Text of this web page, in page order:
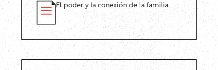
El poder y la conexión de la familia